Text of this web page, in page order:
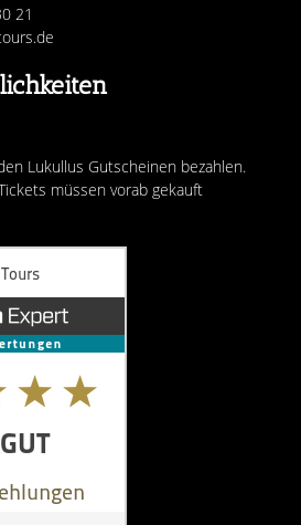
21
Lukullus Gutscheinen bezahlen.
müssen vorab gekauft